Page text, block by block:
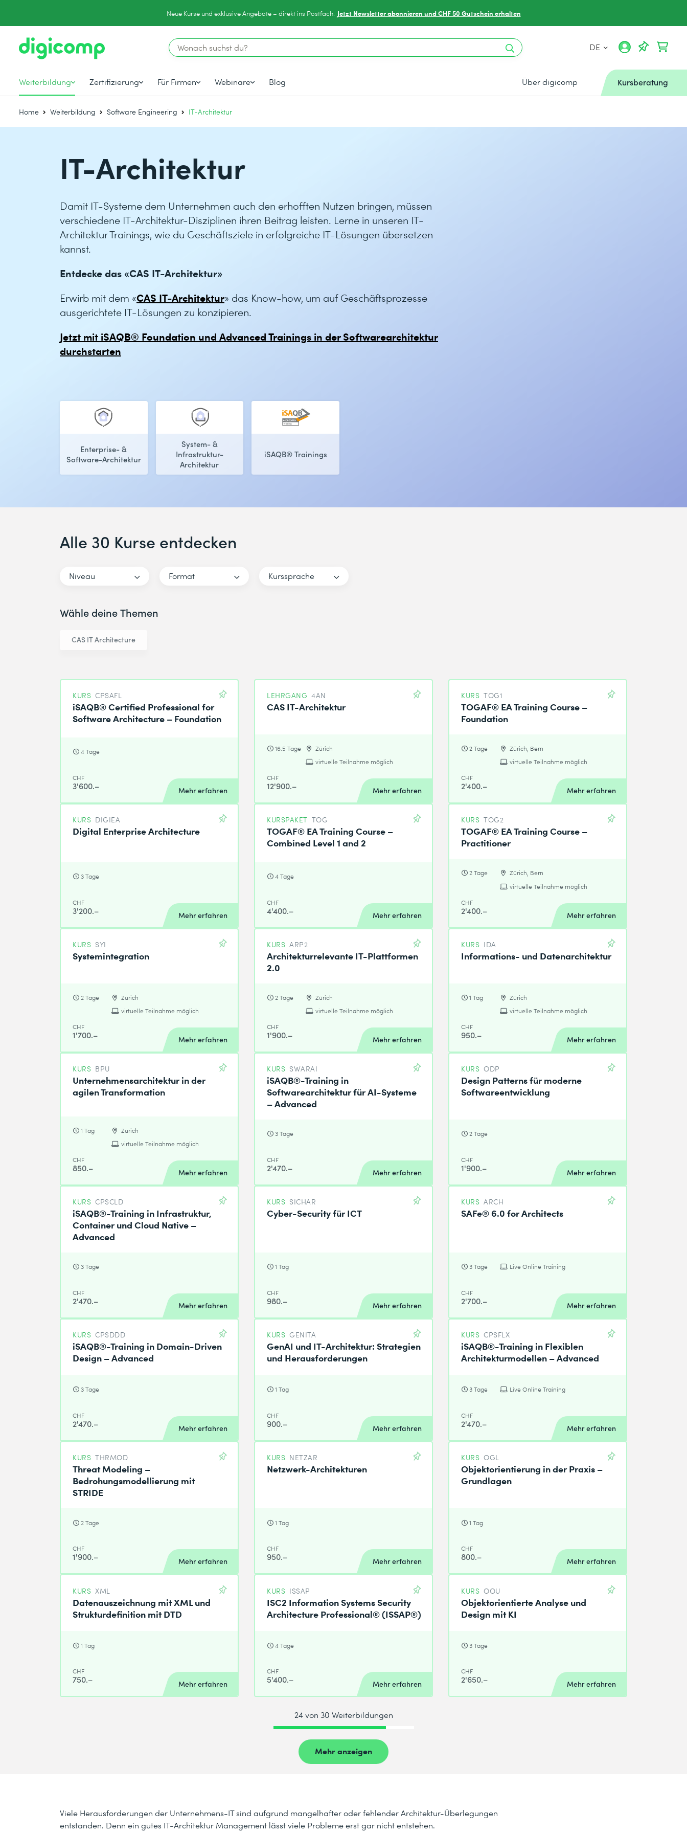
Neue Kurse und exklusive Angebote – direkt ins Postfach. Jetzt Newsletter abonnieren und CHF 50 Gutschein erhalten
DE
Weiterbildung Zertifizierung Für Firmen Webinare Blog Über digicomp Kursberatung
Home Weiterbildung Software Engineering IT-Architektur
IT-Architektur
Damit IT-Systeme dem Unternehmen auch den erhofften Nutzen bringen, müssen
verschiedene IT-Architektur-Disziplinen ihren Beitrag leisten. Lerne in unseren IT-
Architektur Trainings, wie du Geschäftsziele in erfolgreiche IT-Lösungen übersetzen
kannst.
Entdecke das «CAS IT-Architektur»
Erwirb mit dem «CAS IT-Architektur» das Know-how, um auf Geschäftsprozesse
ausgerichtete IT-Lösungen zu konzipieren.
Jetzt mit iSAQB® Foundation und Advanced Trainings in der Softwarearchitektur
durchstarten
Enterprise- &
Software-Architektur
System- &
Infrastruktur-
Architektur
iSAQB® Trainings
Alle 30 Kurse entdecken
Niveau Format Kurssprache
Wähle deine Themen
CAS IT Architecture
KURS CPSAFL
iSAQB® Certified Professional for
Software Architecture – Foundation
4 Tage
CHF
3'600.– Mehr erfahren
LEHRGANG 4AN
CAS IT-Architektur
16.5 Tage
Zürich
virtuelle Teilnahme möglich
CHF
12'900.– Mehr erfahren
KURS TOG1
TOGAF® EA Training Course –
Foundation
2 Tage
Zürich, Bern
virtuelle Teilnahme möglich
CHF
2'400.– Mehr erfahren
KURS DIGIEA
Digital Enterprise Architecture
3 Tage
CHF
3'200.– Mehr erfahren
KURSPAKET TOG
TOGAF® EA Training Course –
Combined Level 1 and 2
4 Tage
CHF
4'400.– Mehr erfahren
KURS TOG2
TOGAF® EA Training Course –
Practitioner
2 Tage
Zürich, Bern
virtuelle Teilnahme möglich
CHF
2'400.– Mehr erfahren
KURS SYI
Systemintegration
2 Tage
Zürich
virtuelle Teilnahme möglich
CHF
1'700.– Mehr erfahren
KURS ARP2
Architekturrelevante IT-Plattformen
2.0
2 Tage
Zürich
virtuelle Teilnahme möglich
CHF
1'900.– Mehr erfahren
KURS IDA
Informations- und Datenarchitektur
1 Tag
Zürich
virtuelle Teilnahme möglich
CHF
950.– Mehr erfahren
KURS BPU
Unternehmensarchitektur in der
agilen Transformation
1 Tag
Zürich
virtuelle Teilnahme möglich
CHF
850.– Mehr erfahren
KURS SWARAI
iSAQB®-Training in
Softwarearchitektur für AI-Systeme
– Advanced
3 Tage
CHF
2'470.– Mehr erfahren
KURS ODP
Design Patterns für moderne
Softwareentwicklung
2 Tage
CHF
1'900.– Mehr erfahren
KURS CPSCLD
iSAQB®-Training in Infrastruktur,
Container und Cloud Native –
Advanced
3 Tage
CHF
2'470.– Mehr erfahren
KURS SICHAR
Cyber-Security für ICT
1 Tag
CHF
980.– Mehr erfahren
KURS ARCH
SAFe® 6.0 for Architects
3 Tage Live Online Training
CHF
2'700.– Mehr erfahren
KURS CPSDDD
iSAQB®-Training in Domain-Driven
Design – Advanced
3 Tage
CHF
2'470.– Mehr erfahren
KURS GENITA
GenAI und IT-Architektur: Strategien
und Herausforderungen
1 Tag
CHF
900.– Mehr erfahren
KURS CPSFLX
iSAQB®-Training in Flexiblen
Architekturmodellen – Advanced
3 Tage Live Online Training
CHF
2'470.– Mehr erfahren
KURS THRMOD
Threat Modeling –
Bedrohungsmodellierung mit
STRIDE
2 Tage
CHF
1'900.– Mehr erfahren
KURS NETZAR
Netzwerk-Architekturen
1 Tag
CHF
950.– Mehr erfahren
KURS OGL
Objektorientierung in der Praxis –
Grundlagen
1 Tag
CHF
800.– Mehr erfahren
KURS XML
Datenauszeichnung mit XML und
Strukturdefinition mit DTD
1 Tag
CHF
750.– Mehr erfahren
KURS ISSAP
ISC2 Information Systems Security
Architecture Professional® (ISSAP®)
4 Tage
CHF
5'400.– Mehr erfahren
KURS OOU
Objektorientierte Analyse und
Design mit KI
3 Tage
CHF
2'650.– Mehr erfahren
24 von 30 Weiterbildungen
Mehr anzeigen
Viele Herausforderungen der Unternehmens-IT sind aufgrund mangelhafter oder fehlender Architektur-Überlegungen
entstanden. Denn ein gutes IT-Architektur Management lässt viele Probleme erst gar nicht entstehen.